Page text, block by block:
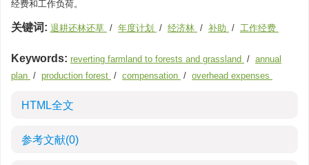
经费和工作负荷。
关键词: 退耕还林还草 / 年度计划 / 经济林 / 补助 / 工作经费
Keywords: reverting farmland to forests and grassland / annual
plan / production forest / compensation / overhead expenses
HTML全文
参考文献(0)